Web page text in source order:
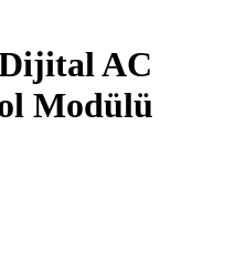
AC
Modülü